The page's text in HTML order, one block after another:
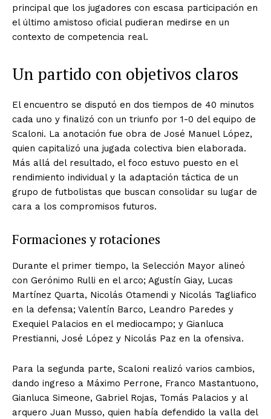
principal que los jugadores con escasa participación en
el último amistoso oficial pudieran medirse en un
contexto de competencia real.
Un partido con objetivos claros
El encuentro se disputó en dos tiempos de 40 minutos
cada uno y finalizó con un triunfo por 1-0 del equipo de
Scaloni. La anotación fue obra de José Manuel López,
quien capitalizó una jugada colectiva bien elaborada.
Más allá del resultado, el foco estuvo puesto en el
rendimiento individual y la adaptación táctica de un
grupo de futbolistas que buscan consolidar su lugar de
cara a los compromisos futuros.
Formaciones y rotaciones
Durante el primer tiempo, la Selección Mayor alineó
con Gerónimo Rulli en el arco; Agustín Giay, Lucas
Martínez Quarta, Nicolás Otamendi y Nicolás Tagliafico
en la defensa; Valentín Barco, Leandro Paredes y
Exequiel Palacios en el mediocampo; y Gianluca
Prestianni, José López y Nicolás Paz en la ofensiva.
Para la segunda parte, Scaloni realizó varios cambios,
dando ingreso a Máximo Perrone, Franco Mastantuono,
Gianluca Simeone, Gabriel Rojas, Tomás Palacios y al
arquero Juan Musso, quien había defendido la valla del